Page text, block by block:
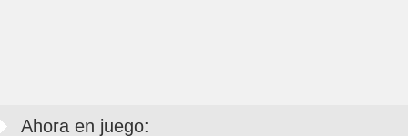
Ahora en juego: